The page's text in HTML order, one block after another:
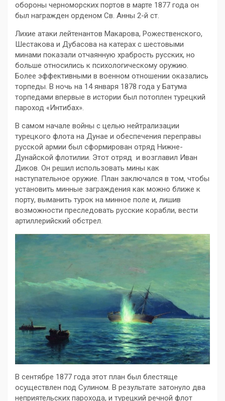
обороны черноморских портов в марте 1877 года он
был награжден орденом Св. Анны 2-й ст.
Лихие атаки лейтенантов Макарова, Рожественского,
Шестакова и Дубасова на катерах с шестовыми
минами показали отчаянную храбрость русских, но
больше относились к психологическому оружию.
Более эффективными в военном отношении оказались
торпеды. В ночь на 14 января 1878 года у Батума
торпедами впервые в истории был потоплен турецкий
пароход «Интибах».
В самом начале войны с целью нейтрализации
турецкого флота на Дунае и обеспечения переправы
русской армии был сформирован отряд Нижне-
Дунайской флотилии. Этот отряд и возглавил Иван
Диков. Он решил использовать мины как
наступательное оружие. План заключался в том, чтобы
установить минные заграждения как можно ближе к
порту, выманить турок на минное поле и, лишив
возможности преследовать русские корабли, вести
артиллерийский обстрел.
В сентябре 1877 года этот план был блестяще
осуществлен под Сулином. В результате затонуло два
неприятельских парохода, и турецкий речной флот